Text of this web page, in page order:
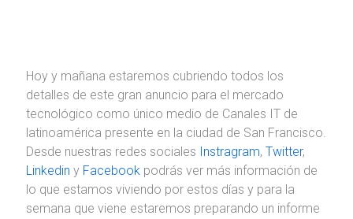
Hoy y mañana estaremos cubriendo todos los
detalles de este gran anuncio para el mercado
tecnológico como único medio de Canales IT de
latinoamérica presente en la ciudad de San Francisco.
Desde nuestras redes sociales Instragram, Twitter,
Linkedin y Facebookpodrás ver más información de
lo que estamos viviendo por estos días y para la
semana que viene estaremos preparando un informe